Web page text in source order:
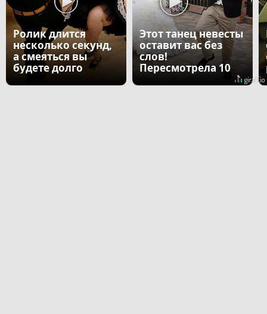
Ролик длится
несколько секунд,
а смеяться вы
будете долго
Этот танец невесты
оставит вас без
слов!
Пересмотрела 10